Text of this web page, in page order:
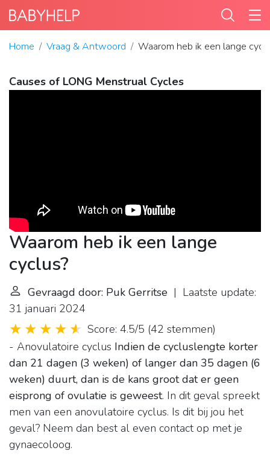
Home Vraag & Antwoord Waarom heb ik een lange
Causes of LONG Menstrual Cycles
Waarom heb ik een lange
cyclus?
Gevraagd door: Puk Gerritse | Laatste update:
31 januari 2024
Score: 4.5/5 (42 stemmen)
- Anovulatoire cyclus Indien de cycluslengte korter
dan 21 dagen (3 weken) of langer dan 35 dagen (6
weken) duurt, dan is de kans groot dat er geen
eisprong of ovulatie is geweest. In dit geval spreekt
men van een anovulatoire cyclus. Is dit bij jou het
geval? Neem dan best al even contact op met je
gynaecoloog.